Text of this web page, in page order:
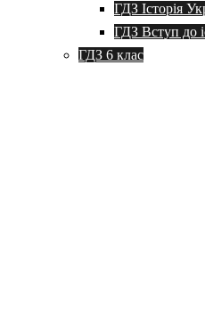
ГДЗ Історія
ГДЗ Вступ до
ГДЗ 6 клас